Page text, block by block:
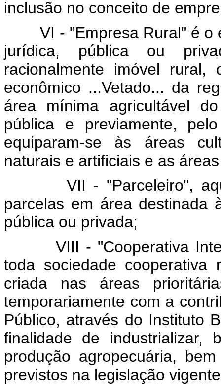
inclusão no conceito de
VI - "Empresa Rural" é
jurídica, pública ou
racionalmente imóvel rural,
econômico ...Vetado... da
área mínima agricultável
pública e previamente,
equiparam-se às áreas
naturais e artificiais e as
VII - "Parceleiro",
parcelas em área destinada
pública ou privada;
VIII - "Cooperativa
toda sociedade cooperativa
criada nas áreas
temporariamente com a
Público, através do Instituto
finalidade de industrializar,
produção agropecuária,
previstos na legislação